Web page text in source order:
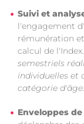
Suivi et
l'engagement
rémunération
calcul de l'Index.
semestriels
individuelles et
catégorie d'âge.
Enveloppes